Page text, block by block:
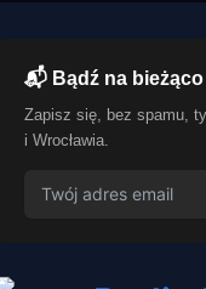
📬 Bądź na
Zapisz się, bez spamu,
i Wrocławia.